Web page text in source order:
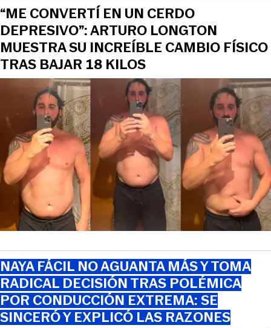
“ME CONVERTÍ EN UN CERDO
DEPRESIVO”: ARTURO LONGTON
MUESTRA SU INCREÍBLE CAMBIO FÍSICO
TRAS BAJAR 18 KILOS
NAYA FÁCIL NO AGUANTA MÁS Y TOMA
RADICAL DECISIÓN TRAS POLÉMICA
POR CONDUCCIÓN EXTREMA: SE
SINCERÓ Y EXPLICÓ LAS RAZONES